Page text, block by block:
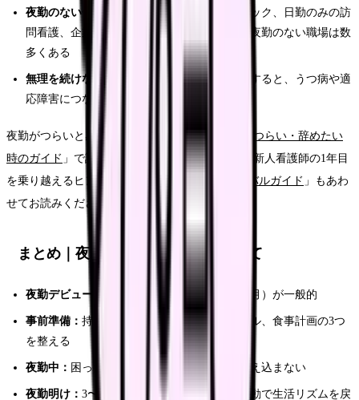
夜勤のない働き方を検討：
外来勤務、クリニック、日勤のみの訪
問看護、企業看護師、美容クリニックなど、夜勤のない職場は数
多くある
無理を続けない：
夜勤による体調不良を放置すると、うつ病や適
応障害につながるリスクがある
夜勤がつらいと感じている方は「
看護師の夜勤がつらい・辞めたい
時のガイド 」で詳しい対処法を解説しています。新人看護師の1年目
を乗り越えるヒントは「
新人看護師1年目サバイバルガイド 」もあわ
せてお読みください。
まとめ｜夜勤デビューは準備がすべて
夜勤デビュー時期： 入職後2〜3ヶ月（5月〜6月）が一般的
事前準備： 持ち物チェック、仮眠スケジュール、食事計画の3つ
を整える
夜勤中： 困ったらすぐ先輩に相談。一人で抱え込まない
夜勤明け： 3〜4時間の仮眠→太陽光→軽い活動で生活リズムを戻